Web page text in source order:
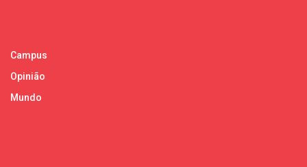
Campus
Opinião
Mundo